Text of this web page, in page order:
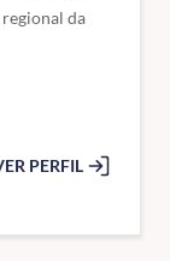
da
PERFIL